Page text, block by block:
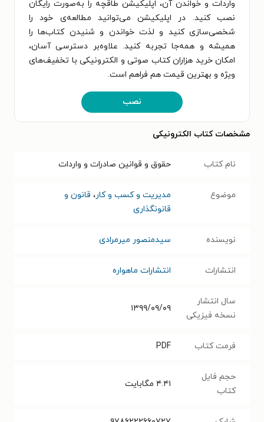
واردات و خواندن آن، اپلیکیشن طاقچه را به‌صورت رایگان
نصب کنید. در اپلیکیشن می‌توانید مطالعه‌ی خود را
شخصی‌سازی کنید و لذت خواندن و شنیدن کتاب‌ها را
همیشه و همه‌جا تجربه کنید. علاوه‌بر دسترسی آسان،
امکان خرید هزاران کتاب صوتی و الکترونیکی با تخفیف‌های
ویژه و بهترین قیمت هم فراهم است.
نصب
مشخصات کتاب الکترونیکی
نام کتاب حقوق و قوانین صادرات و واردات
موضوع مدیریت و کسب و کار، قانون و
قانونگذاری
نویسنده سیدمنصور میرمرادی
انتشارات انتشارات ماهواره
سال انتشار
نسخه فیزیکی
۱۳۹۹/۰۹/۰۹
فرمت کتاب PDF
حجم فایل
کتاب
۴.۴۱ مگابایت